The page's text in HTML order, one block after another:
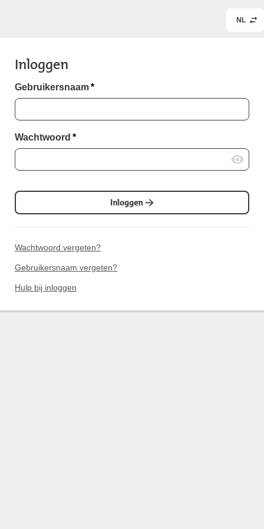
NL
Inloggen
Gebruikersnaam*
Wachtwoord *
Inloggen
Wachtwoord vergeten?
Gebruikersnaam vergeten?
Hulp bij inloggen